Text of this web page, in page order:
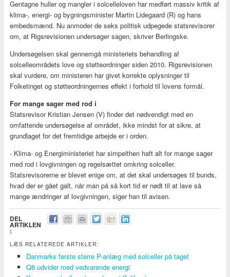
Gentagne huller og mangler i solcelleloven har medført massiv kritik af
klima-, energi- og bygningsminister Martin Lidegaard (R) og hans
embedsmænd. Nu anmoder de seks politisk udpegede statsrevisorer
om, at Rigsrevisionen undersøger sagen, skriver Berlingske.
Undersøgelsen skal gennemgå ministeriets behandling af
solcelleområdets love og støtteordninger siden 2010. Rigsrevisionen
skal vurdere, om ministeren har givet korrekte oplysninger til
Folketinget og støtteordningernes effekt i forhold til lovens formål.
For mange sager med rod i
Statsrevisor Kristian Jensen (V) finder det nødvendigt med en
omfattende undersøgelse af området, ikke mindst for at sikre, at
grundlaget for det fremtidige arbejde er i orden.
- Klima- og Energiministeriet har simpelthen haft alt for mange sager
med rod i lovgivningen og regelsættet omkring solceller.
Statsrevisorerne er blevet enige om, at det skal undersøges til bunds,
hvad der er gået galt, når man på så kort tid er nødt til at lave så
mange ændringer af lovgivningen, siger han til avisen.
DEL
ARTIKLEN
:
LÆS RELATEREDE ARTIKLER:
Danmarks første større P-anlæg med solceller på taget
Q8 udvider med vedvarende energi